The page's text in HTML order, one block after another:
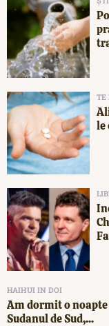
TE
le
HAIHUI IN DOI
Am dormit o
Sudanul de Sud,...